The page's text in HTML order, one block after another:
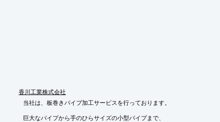
香川工業株式会社
当社は、板巻きパイプ加工サービスを行っております。
巨大なパイプから手のひらサイズの小型パイプまで、